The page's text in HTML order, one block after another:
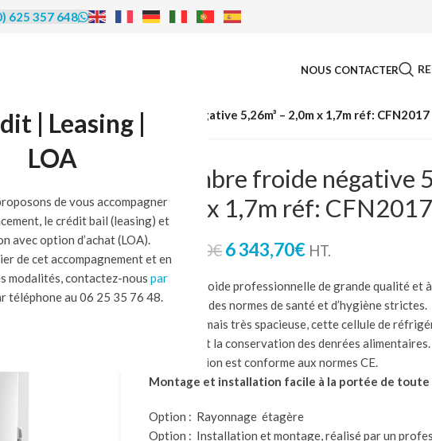
| Leasing |
LOA
de vous accompagner
le crédit bail (leasing) et
avec option d’achat (LOA).
de cet accompagnement et en
modalités, contactez-nous par
téléphone au 06 25 35 76 48.
625 357 648
NOUS CONTACTER
froide négative Chambre froide négative 5,26m³ – 2,0m x 1,7m réf: CFN2017
-15%
Chambre froide négative
2,0m x 1,7m réf: CFN2017
7 436,00€ 6 343,70€ HT.
Chambre froide professionnelle de grande qualité et
répondre à des normes de santé et d’hygiène strictes.
Compacte mais très spacieuse, cette cellule de
stockage et la conservation des denrées alimentaires.
La fabrication est conforme aux normes CE.
Montage et installation facile à la portée de toute
Option : Rayonnage étagère
Option : Installation et montage, réalisé par un